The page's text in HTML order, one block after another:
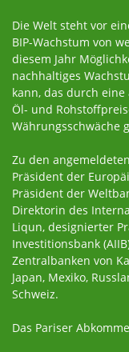
Die Welt steht vor
BIP-Wachstum von
diesem Jahr
nachhaltiges
kann, das durch
Öl- und
Währungsschwäche
Zu den
Präsident der
Präsident der
Direktorin des
Liqun, designierter
Investitionsbank
Zentralbanken von
Japan, Mexiko,
Schweiz.
Das Pariser